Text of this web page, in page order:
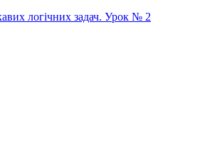
логічних задач. Урок № 2